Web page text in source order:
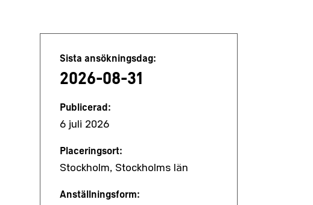
Jobbdetaljer
Sista ansökningsdag:
2026-08-31
Publicerad:
6 juli 2026
Placeringsort:
Stockholm, Stockholms län
Anställningsform: